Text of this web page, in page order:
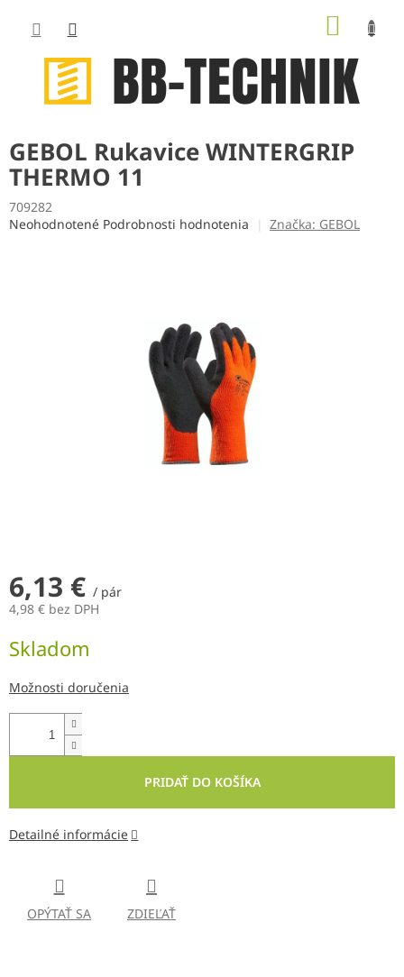
obsah
GEBOL Rukavice WINTERGRIP
THERMO 11
709282
Priemerné
Neohodnotené Podrobnosti hodnotenia Značka: GEBOL
6,13 € / pár
4,98 € bez DPH
cena:
Skladom
Možnosti doručenia
PRIDAŤ DO KOŠÍKA
Detailné informácie
OPÝTAŤ SA ZDIEĽAŤ